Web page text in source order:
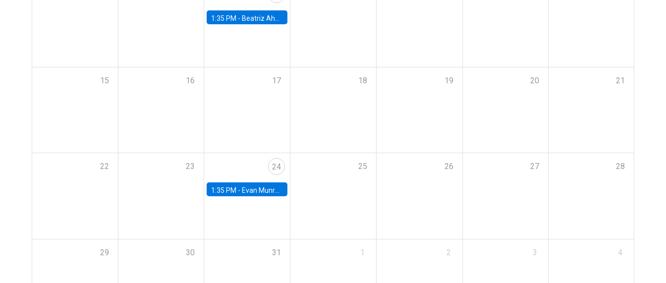
1:35 PM - Beatriz Ahumada, PhD candidate, Universidad de Pittsburgh
15 16 17 18 19 20 21
22 23 24
1:35 PM - Evan Munro, Neyman Visiting Assistant Professor in the Department of Statistics at UC Berkeley
25 26 27 28
29 30 31 1 2 3 4